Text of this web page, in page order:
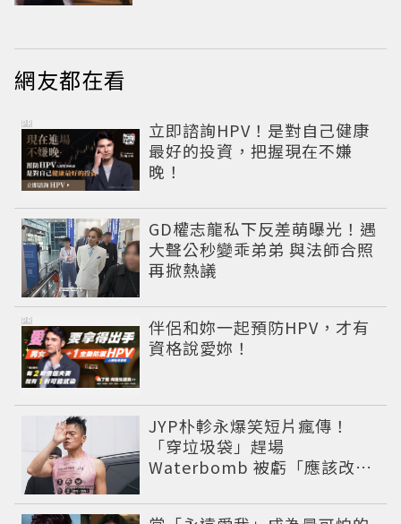
網友都在看
立即諮詢HPV！是對自己健康
最好的投資，把握現在不嫌
晚！
PR
GD權志龍私下反差萌曝光！遇
大聲公秒變乖弟弟 與法師合照
再掀熱議
伴侶和妳一起預防HPV，才有
資格說愛妳！
PR
JYP朴軫永爆笑短片瘋傳！
「穿垃圾袋」趕場
Waterbomb 被虧「應該改名